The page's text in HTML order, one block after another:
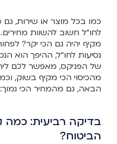
כמו בכל מוצר או שירות,
לחו”ל חשוב להשוות
מקיף יהיה גם הכי יקר?
נסיעות לחו”ל, ההיפך הוא
של הפניקס, מאפשר לכם
מהכיסוי הכי מקיף בשוק,
הבאה, גם מהמחיר הכי נמוך:
בדיקה רביעית:
הביטוח?